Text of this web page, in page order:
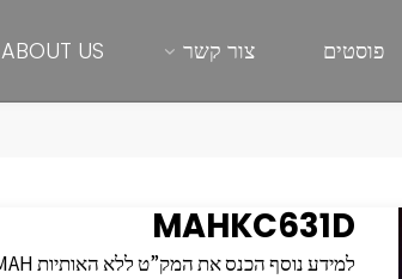
פוסטים צור קשר ABOUT US
MAHKC631D
למידע נוסף הכנס את המק”ט ללא האותיות MAH לחיפוש באתר היצרן